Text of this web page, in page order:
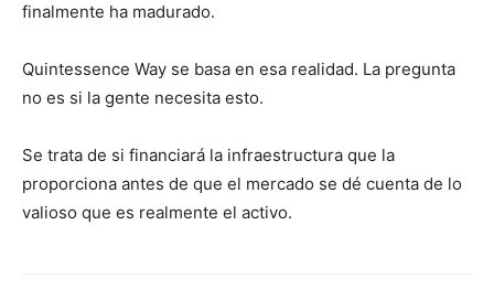
finalmente ha madurado.
Quintessence Way se basa en esa realidad. La pregunta
no es si la gente necesita esto.
Se trata de si financiará la infraestructura que la
proporciona antes de que el mercado se dé cuenta de lo
valioso que es realmente el activo.